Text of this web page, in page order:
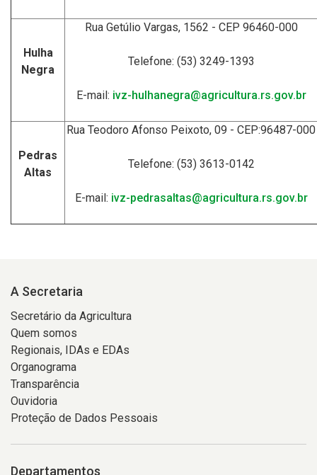
Hulha
Negra
Rua Getúlio Vargas, 1562 - CEP 96460-000
Telefone: (53) 3249-1393
E-mail: ivz-hulhanegra@agricultura.rs.gov.br
Pedras
Altas
Rua Teodoro Afonso Peixoto, 09 - CEP:96487-000
Telefone: (53) 3613-0142
E-mail: ivz-pedrasaltas@agricultura.rs.gov.br
A Secretaria
Secretário da Agricultura
Quem somos
Regionais, IDAs e EDAs
Organograma
Transparência
Ouvidoria
Proteção de Dados Pessoais
Departamentos